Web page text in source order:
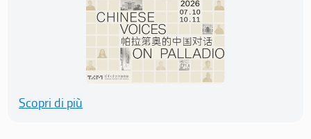
Scopri di più